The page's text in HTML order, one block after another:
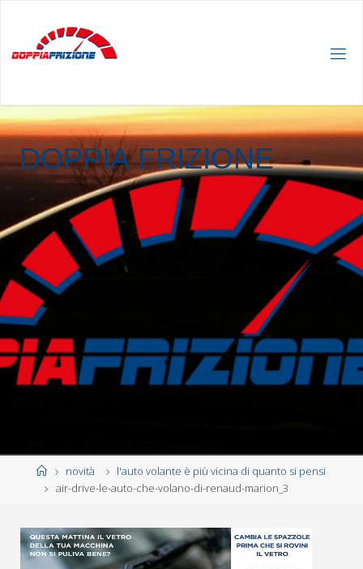
DOPPIA FRIZIONE
Homenovità
l'auto volante è più vicina di quanto si pensi
air-drive-le-auto-che-volano-di-renaud-marion_3